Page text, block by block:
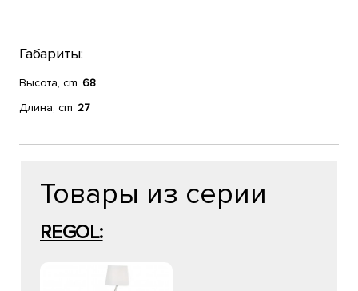
Габариты:
Высота, cm 68
Длина, cm 27
Товары из серии
REGOL: